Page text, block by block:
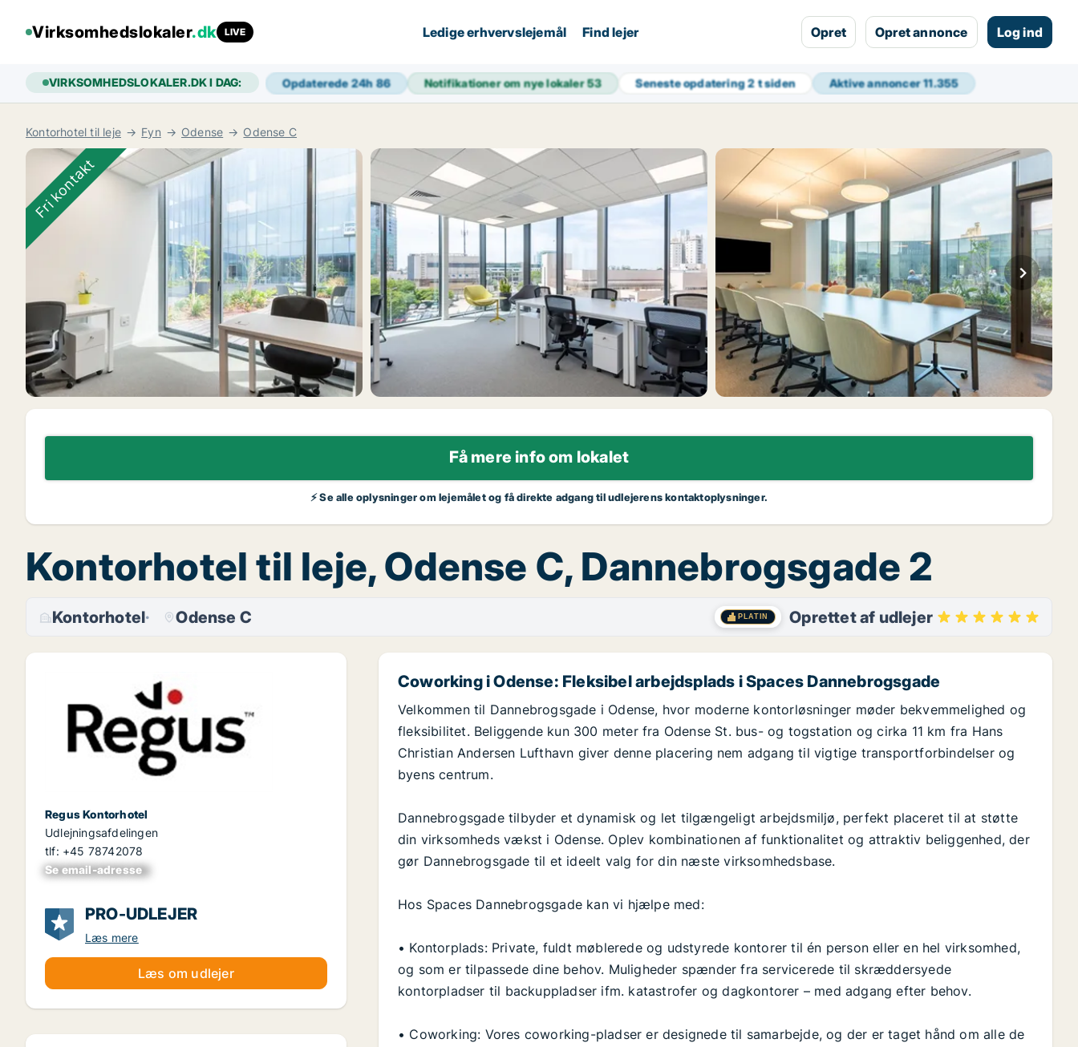
Virksomhedslokaler.dk LIVE Ledige erhvervslejemål Find lejer Opret Opret annonce Log ind
VIRKSOMHEDSLOKALER.DK I DAG: Opdaterede 24h86 Notifikationer om nye lokaler53 Seneste opdatering2 t siden Aktive annoncer11.355
Kontorhotel til leje Fyn Odense Odense C
Fri kontakt
Få mere info om lokalet
⚡ Se alle oplysninger om lejemålet og få direkte adgang til udlejerens kontaktoplysninger.
Kontorhotel til leje, Odense C, Dannebrogsgade 2
Kontorhotel Odense C PLATIN Oprettet af udlejer
Regus Kontorhotel
Udlejningsafdelingen
tlf: +45 78742078
Se email-adresse
xxxxxxxxxxxxxxxx
PRO-UDLEJER
Læs mere
Læs om udlejer
Coworking i Odense: Fleksibel arbejdsplads i Spaces Dannebrogsgade
Velkommen til Dannebrogsgade i Odense, hvor moderne kontorløsninger møder bekvemmelighed og
fleksibilitet. Beliggende kun 300 meter fra Odense St. bus- og togstation og cirka 11 km fra Hans
Christian Andersen Lufthavn giver denne placering nem adgang til vigtige transportforbindelser og
byens centrum.
Dannebrogsgade tilbyder et dynamisk og let tilgængeligt arbejdsmiljø, perfekt placeret til at støtte
din virksomheds vækst i Odense. Oplev kombinationen af funktionalitet og attraktiv beliggenhed, der
gør Dannebrogsgade til et ideelt valg for din næste virksomhedsbase.
Hos Spaces Dannebrogsgade kan vi hjælpe med:
• Kontorplads: Private, fuldt møblerede og udstyrede kontorer til én person eller en hel virksomhed,
og som er tilpassede dine behov. Muligheder spænder fra servicerede til skræddersyede
kontorpladser til backuppladser ifm. katastrofer og dagkontorer – med adgang efter behov.
• Coworking: Vores coworking-pladser er designede til samarbejde, og der er taget hånd om alle de